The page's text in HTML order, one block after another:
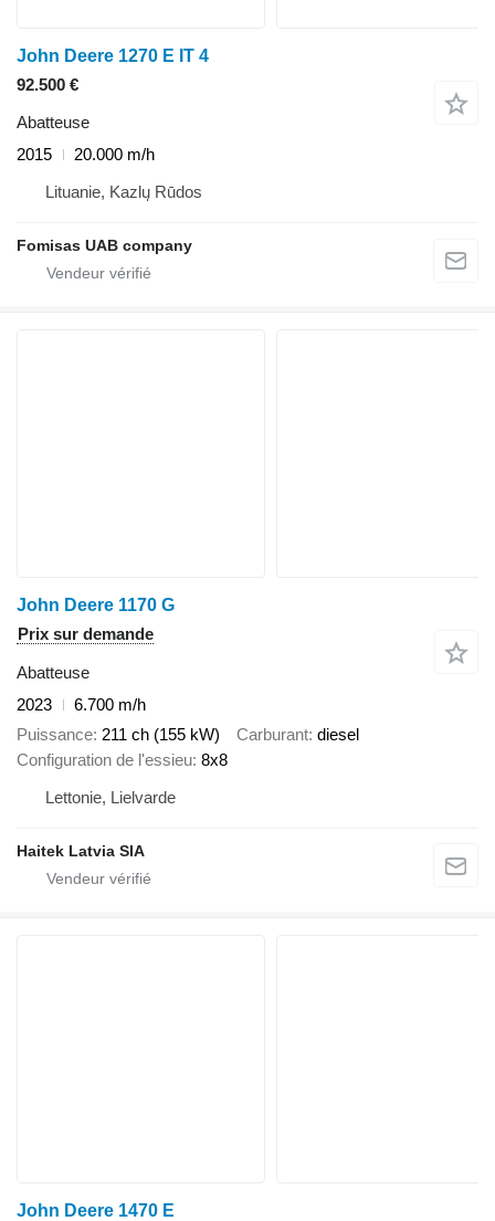
John Deere 1270 E IT 4
92.500 €
Abatteuse
2015
20.000 m/h
Lituanie, Kazlų Rūdos
Fomisas UAB company
John Deere 1170 G
Prix sur demande
Abatteuse
2023
6.700 m/h
Puissance 211 ch (155 kW) Carburant diesel
Configuration de l'essieu 8x8
Lettonie, Lielvarde
Haitek Latvia SIA
John Deere 1470 E